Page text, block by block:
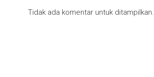
Tidak ada komentar untuk ditampilkan.